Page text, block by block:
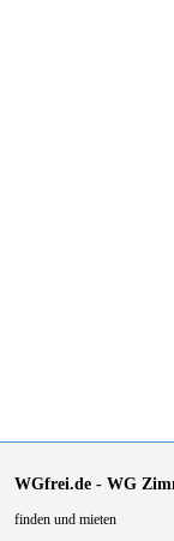
WGfrei.de - WG
finden und mieten